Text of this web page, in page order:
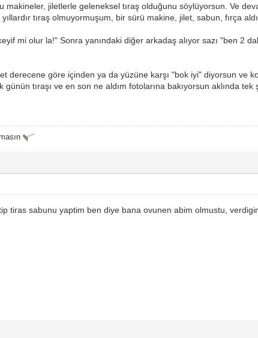
makineler, jiletlerle geleneksel tıraş olduğunu söylüyorsun. Ve
tıraş olmuyormuşum, bir sürü makine, jilet, sabun, fırça
mi olur la!" Sonra yanındaki diğer arkadaş alıyor sazı "ben 2
derecene göre içinden ya da yüzüne karşı "bok iyi" diyorsun ve
tıraşı ve en son ne aldım fotolarına bakıyorsun aklında tek
tiras sabunu yaptim ben diye bana ovunen abim olmustu,